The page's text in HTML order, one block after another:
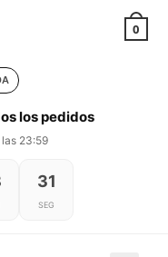
0
los pedidos
23:59
31
SEG